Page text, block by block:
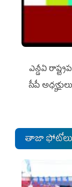
ఎన్డీఏ
సీపీ
తాజా ఫోటోలు